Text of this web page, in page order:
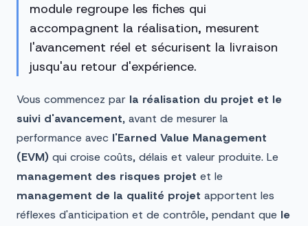
module regroupe les fiches qui
accompagnent la réalisation, mesurent
l'avancement réel et sécurisent la livraison
jusqu'au retour d'expérience.
Vous commencez par la réalisation du projet et le
suivi d'avancement, avant de mesurer la
performance avec l'Earned Value Management
(EVM) qui croise coûts, délais et valeur produite. Le
management des risques projet et le
management de la qualité projet apportent les
réflexes d'anticipation et de contrôle, pendant que le